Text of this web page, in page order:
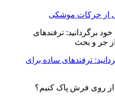
از حرکات موشکی
ترفندهای ساده برای